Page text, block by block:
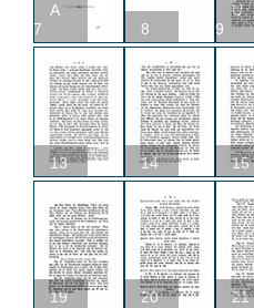
A
7
8
U
9
13 14 15
19 20 21